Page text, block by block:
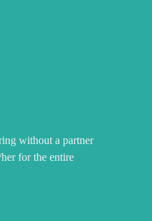
without a partner
for the entire